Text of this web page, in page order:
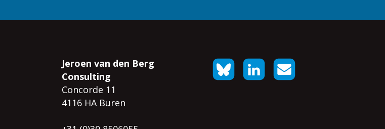
Jeroen van den Berg
Consulting
Concorde 11
4116 HA Buren